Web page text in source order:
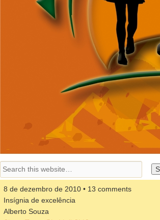
8 de dezembro de 2010 • 13 comments
Insígnia de excelência
Alberto Souza